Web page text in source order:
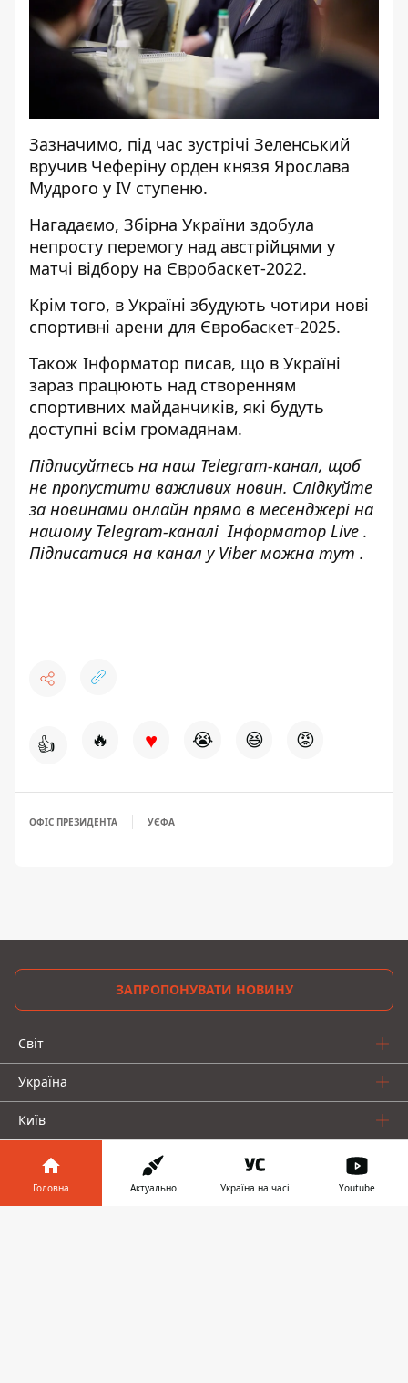
Зазначимо, під час зустрічі Зеленський
вручив Чеферіну орден князя Ярослава
Мудрого у IV ступеню.
Нагадаємо, Збірна України здобула
непросту перемогу над австрійцями у
матчі відбору на Євробаскет-2022.
Крім того, в Україні збудують чотири нові
спортивні арени для Євробаскет-2025.
Також Інформатор писав, що в Україні
зараз працюють над створенням
спортивних майданчиків, які будуть
доступні всім громадянам.
Підписуйтесь на наш Telegram-канал, щоб
не пропустити важливих новин. Слідкуйте
за новинами онлайн прямо в месенджері на
нашому Telegram-каналіІнформатор Live .
Підписатися на канал у Viber можна тут .
👍 🔥 ♥ 😭 😆 😡
ОФІС ПРЕЗИДЕНТА УЄФА
ЗАПРОПОНУВАТИ НОВИНУ
Світ
Україна
Київ
Регіони
Гроші
Головна Актуально Україна на часі Youtube